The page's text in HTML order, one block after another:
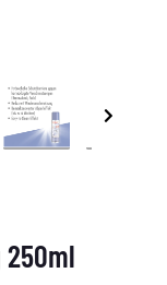
250ml